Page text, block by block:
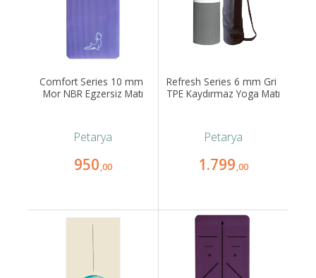
Comfort Series 10 mm
Mor NBR Egzersiz Matı
Petarya
950,00
Refresh Series 6 mm Gri
TPE Kaydırmaz Yoga Matı
Petarya
1.799,00